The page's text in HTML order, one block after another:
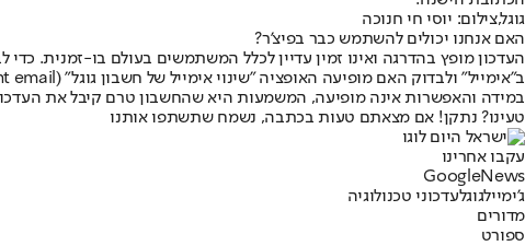
גוגל,צילום: יוסי חי חנוכה
האם אנחנו יכולים להשתמש כבר בפיצ'ר?
העדכון מופץ בהדרגה ואינו זמין עדיין לכלל המשתמשים בעולם בו-זמנית.
ב"אימייל" ולבדוק האם מופיעה האופציה "שינוי אימייל של חשבון גוגל" (Change Google Account email).
במידה והאפשרות אינה מופיעה, המשמעות היא שהחשבון טרם קיבל את
טעינו? נתקן! אם מצאתם טעות בכתבה, נשמח שתשתפו אותנו
עקבו אחרינו
Googl eNews
ג'ימיילגוגלעדכוני טכנולוגיה
מדורים
ספורט